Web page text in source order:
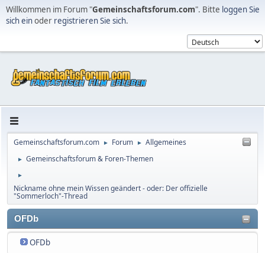
Willkommen im Forum "Gemeinschaftsforum.com". Bitte loggen Sie
sich einoder registrieren Sie sich.
Gemeinschaftsforum.com ► Forum ► Allgemeines
► Gemeinschaftsforum & Foren-Themen
►
Nickname ohne mein Wissen geändert - oder: Der offizielle
"Sommerloch"-Thread
OFDb
OFDb